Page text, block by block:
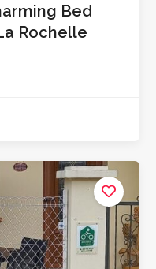
Bed
Rochelle